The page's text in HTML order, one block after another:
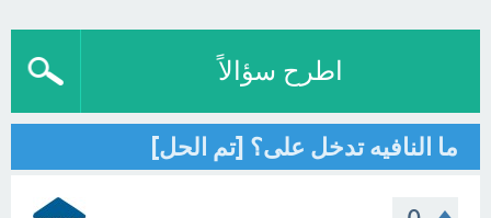
اطرح سؤالاً
ما النافيه تدخل على؟ [تم الحل]